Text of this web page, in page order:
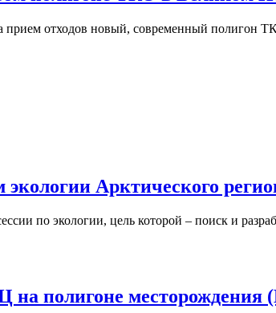
отходов новый, современный полигон
Арктического
по экологии, цель которой – поиск и
на полигоне